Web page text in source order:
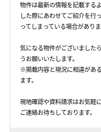
物件は最新の情報を記載する
した際にあわせてご紹介を行
ってしまっている場合がありま
気になる物件がございました
うお願いいたします。
※掲載内容と現況に相違があ
ます。
現地確認や資料請求はお気軽
ご連絡お待ちしております。